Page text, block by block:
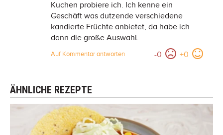
Kuchen probiere ich. Ich kenne ein
Geschäft was dutzende verschiedene
kandierte Früchte anbietet, da habe ich
dann die große Auswahl.
-0 +0
Auf Kommentar antworten
ÄHNLICHE REZEPTE